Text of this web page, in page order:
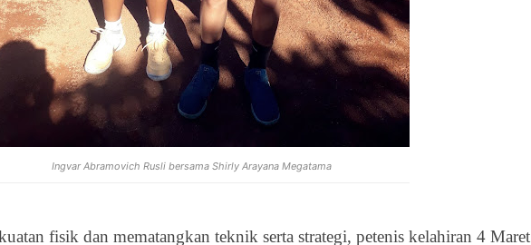
Ingvar Abramovich Rusli bersama Shirly Arayana Megatama
fisik dan mematangkan teknik serta strategi, petenis kelahiran 4 Maret